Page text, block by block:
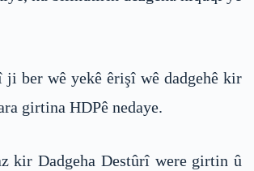
ji ber wê yekê êrişî wê dadgehê kir
girtina HDPê nedaye.
kir Dadgeha Destûrî were girtin û